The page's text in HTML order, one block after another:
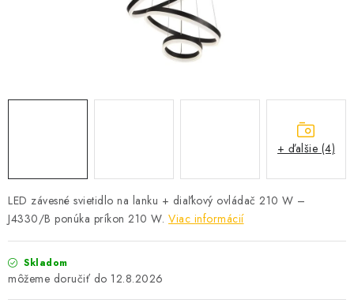
Reklamácie a formulár na odstúpenie od zmluvy
Obchodné podmienky
Podmienky ochrany osobných údajov
O nás - MEGALED & JANTON Zákamenné
Zľavy pre profíkov
LED závesné svietidlo na lanku + diaľkový ovládač 210 W –
J4330/B ponúka príkon 210 W. Viac informácií
Skladom
12.8.2026
+ ďalšie (4)